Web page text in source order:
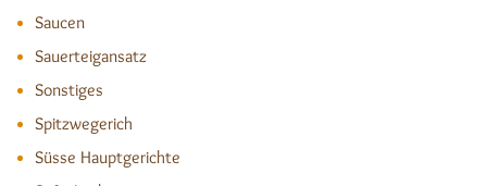
Saucen
Sauerteigansatz
Sonstiges
Spitzwegerich
Süsse Hauptgerichte